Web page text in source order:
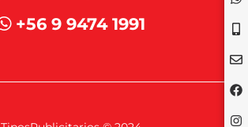
+56 9 9474 1991